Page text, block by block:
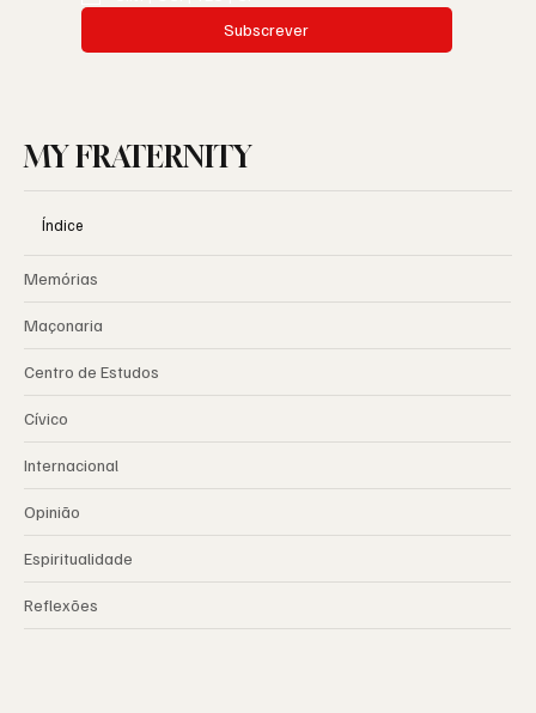
Subscrever
MY FRATERNITY
Índice
Memórias
Maçonaria
Centro de Estudos
Cívico
Internacional
Opinião
Espiritualidade
Reflexões